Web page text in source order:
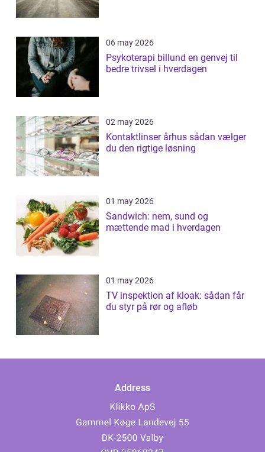
06 may 2026
Psykoterapi billund en genvej til
bedre trivsel i hverdagen
02 may 2026
Kontaktlinser århus sådan vælger
du den rigtige løsning
01 may 2026
Sandwich: nem, sund og
mættende mad i hverdagen
01 may 2026
TV inspektion af kloak: sådan får
du styr på rør og afløb
Address